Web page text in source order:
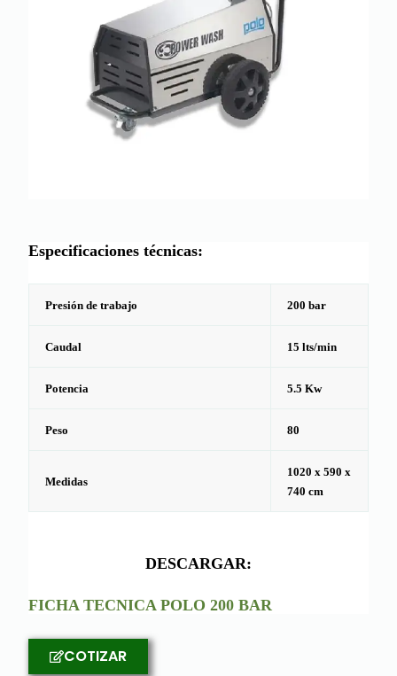
Especificaciones técnicas:
Presión de trabajo 200 bar
Caudal 15 lts/min
Potencia 5.5 Kw
Peso 80
Medidas
1020 x 590 x
740 cm
DESCARGAR:
FICHA TECNICA POLO 200 BAR
COTIZAR